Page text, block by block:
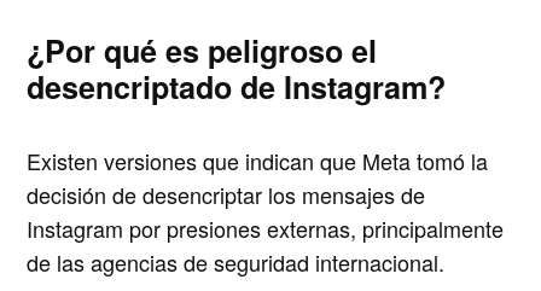
¿Por qué es peligroso el
desencriptado de Instagram?
Existen versiones que indican que Meta tomó la
decisión de desencriptar los mensajes de
Instagram por presiones externas, principalmente
de las agencias de seguridad internacional.